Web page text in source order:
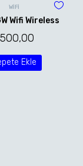
WİFİ
Wifi Wireless
500,00
Ekle